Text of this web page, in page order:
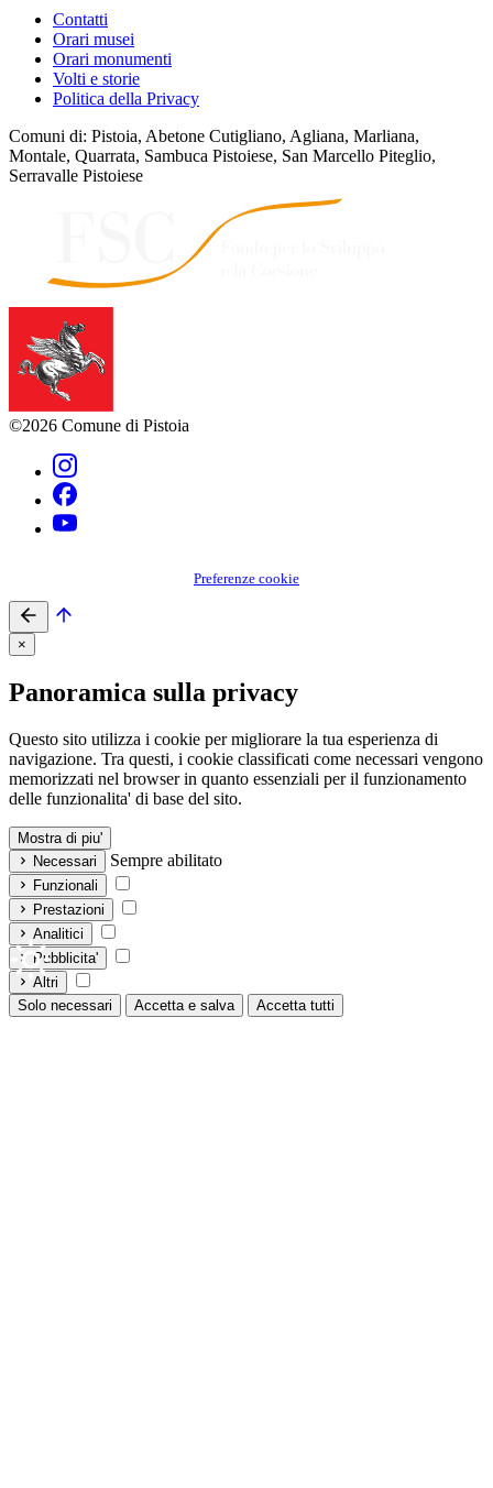
Contatti
Orari musei
Orari monumenti
Volti e storie
Politica della Privacy
Comuni di: Pistoia, Abetone Cutigliano, Agliana, Marliana,
Montale, Quarrata, Sambuca Pistoiese, San Marcello Piteglio,
Serravalle Pistoiese
©2026 Comune di Pistoia
Preferenze cookie
×
Panoramica sulla privacy
Questo sito utilizza i cookie per migliorare la tua esperienza di
navigazione. Tra questi, i cookie classificati come necessari vengono
memorizzati nel browser in quanto essenziali per il funzionamento
delle funzionalita' di base del sito.
Mostra di piu'
Necessari
Sempre abilitato
Funzionali
Prestazioni
Analitici
Pubblicita'
Altri
Solo necessari
Accetta e salva Accetta tutti